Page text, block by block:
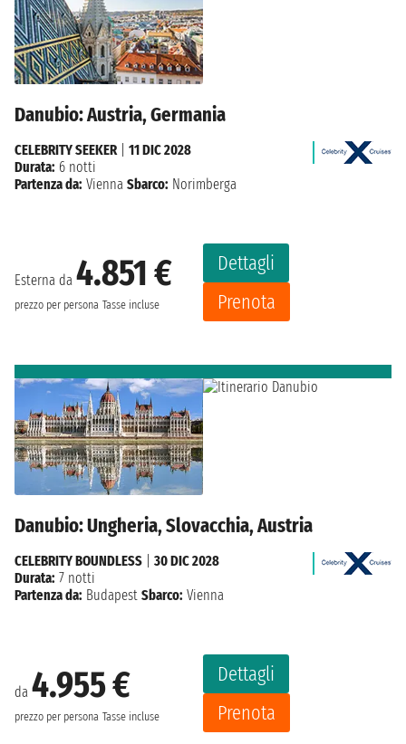
Danubio: Austria, Germania
Esterna da 4.851 €
prezzo per persona Tasse incluse
Dettagli
Prenota
CELEBRITY SEEKER
11 DIC 2028
Durata: 6 notti
Partenza da: Vienna Sbarco: Norimberga
Danubio: Ungheria, Slovacchia, Austria
da 4.955 €
prezzo per persona Tasse incluse
Dettagli
Prenota
CELEBRITY BOUNDLESS
30 DIC 2028
Durata: 7 notti
Partenza da: Budapest Sbarco: Vienna